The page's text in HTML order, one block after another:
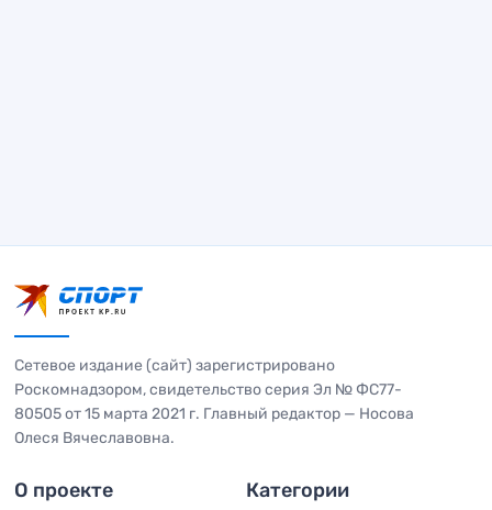
Сетевое издание (сайт) зарегистрировано
Роскомнадзором, свидетельство серия Эл № ФС77-
80505 от 15 марта 2021 г. Главный редактор — Носова
Олеся Вячеславовна.
О проекте Категории